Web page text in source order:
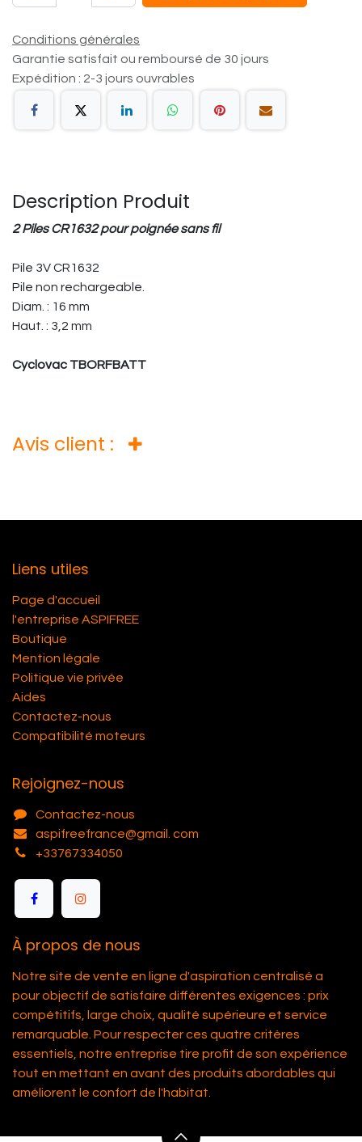
Conditions générales
Garantie satisfait ou remboursé de 30 jours
Expédition : 2-3 jours ouvrables
Description Produit
2 Piles CR1632 pour poignée sans fil
Pile 3V CR1632
Pile non rechargeable.
Diam. : 16 mm
Haut. : 3,2 mm
Cyclovac TBORFBATT
Avis client :
Liens utiles
Page d'accueil
l'entreprise ASPIFREE
Boutique
Mention légale
Politique vie privée
Aides
Contactez-nous
Compatibilité moteurs
Rejoignez-nous
Contactez-nous
aspifreefrance@gmail. com
+33767334050
À propos de nous
Notre site de vente en ligne d'aspiration centralisé a
pour objectif de satisfaire différentes exigences : prix
compétitifs, large choix, qualité supérieure et service
remarquable. Pour respecter ces quatre critères
essentiels, notre entreprise tire profit de son expérience
tout en mettant en avant des produits abordables qui
améliorent le confort de l'habitat.